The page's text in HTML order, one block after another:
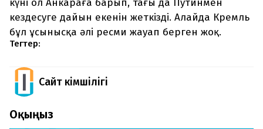
күні ол Анкараға барып, тағы да Путинмен
кездесуге дайын екенін жеткізді. Алайда Кремль
бұл ұсынысқа әлі ресми жауап берген жоқ.
Тегтер:
Сайт Әкімшілігі
Оқыңыз